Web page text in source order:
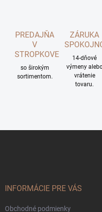
PREDAJŇA
V
STROPKOVE
so širokým
sortimentom.
ZÁRUKA
14-dňové
výmeny
vrátenie
tovaru.
INFORMÁCIE PRE VÁS
Obchodné podmienky